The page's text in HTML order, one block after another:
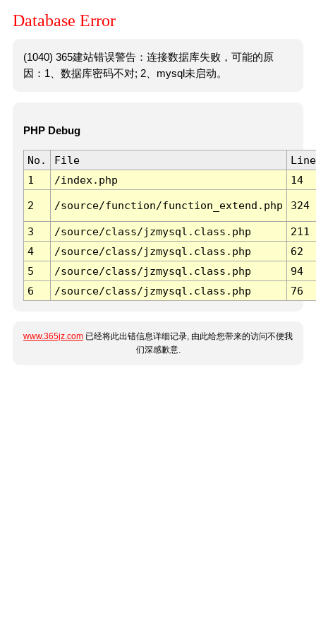
Database Error
(1040) 365建站错误警告：连接数据库失败，可能的原
因：1、数据库密码不对; 2、mysql未启动。
PHP Debug
No. File
Line
1
/index.php 14
2 /source/function/function_extend.php 324
3 /source/class/jzmysql.class.php
211
4
/source/class/jzmysql.class.php
62
5
/source/class/jzmysql.class.php
94
6
/source/class/jzmysql.class.php 76
www.365jz.com 已经将此出错信息详细记录, 由此给您带来的访问不便我
们深感歉意.